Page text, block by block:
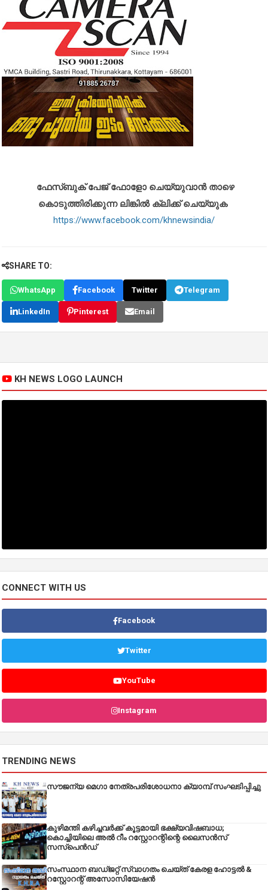
ഫേസ്ബുക് പേജ് ഫോളോ ചെയ്യുവാൻ താഴെ
കൊടുത്തിരിക്കുന്ന ലിങ്കിൽ ക്ലിക്ക് ചെയ്യുക
https://www.facebook.com/khnewsindia/
SHARE TO:
WhatsApp Facebook Twitter Telegram
LinkedIn Pinterest Email
KH NEWS LOGO LAUNCH
CONNECT WITH US
Facebook
Twitter
YouTube
Instagram
TRENDING NEWS
സൗജന്യ മെഗാ നേത്രപരിശോധനാ ക്യാമ്പ് സംഘടിപ്പിച്ചു
കുഴിമന്തി കഴിച്ചവർക്ക് കൂട്ടമായി ഭക്ഷ്യവിഷബാധ;
കൊച്ചിയിലെ അൽ റീം റസ്റ്റോറന്റിന്റെ ലൈസൻസ്
സസ്പെൻഡ്
സംസ്ഥാന ബഡ്‌ജറ്റ് സ്വാഗതം ചെയ്ത് കേരള ഹോട്ടൽ &
റസ്റ്റോറന്റ് അസോസിയേഷൻ